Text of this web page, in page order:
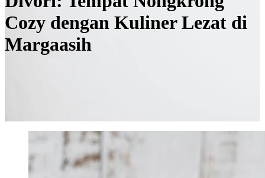
Cozy dengan Kuliner Lezat di
Margaasih